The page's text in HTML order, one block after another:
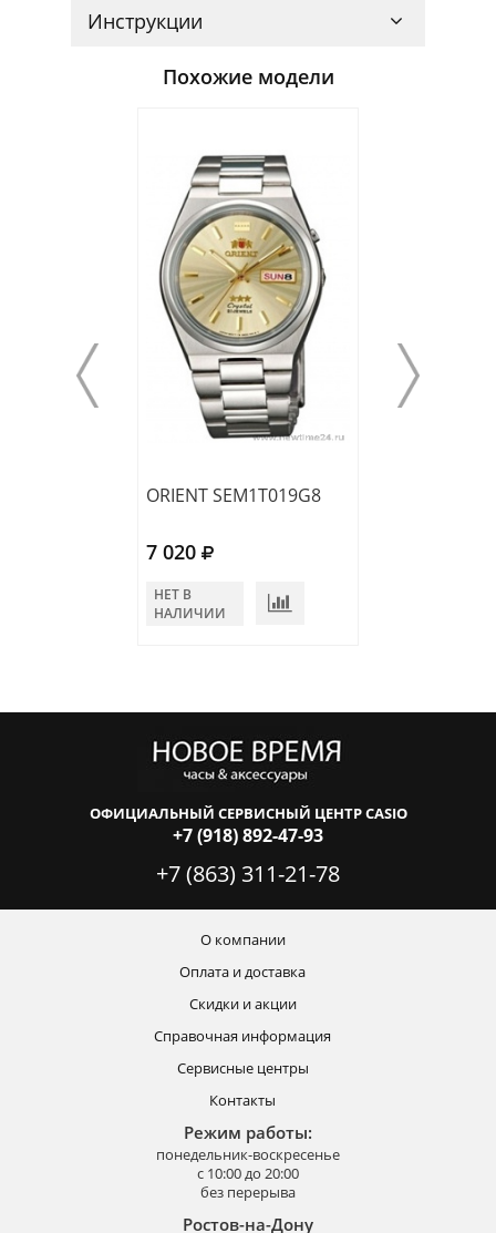
Инструкции
Похожие модели
ORIENT SEM1T019G8
7 020
НЕТ В
НАЛИЧИИ
ОФИЦИАЛЬНЫЙ СЕРВИСНЫЙ ЦЕНТР CASIO
+7 (918) 892-47-93
+7 (863) 311-21-78
О компании
Оплата и доставка
Скидки и акции
Справочная информация
Сервисные центры
Контакты
Режим работы:
понедельник-воскресенье
с 10:00 до 20:00
без перерыва
Ростов-на-Дону